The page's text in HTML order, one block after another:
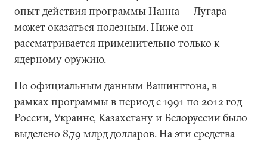
опыт действия программы Нанна — Лугара
может оказаться полезным. Ниже он
рассматривается применительно только к
ядерному оружию.
По официальным данным Вашингтона, в
рамках программы в период с 1991 по 2012 год
России, Украине, Казахстану и Белоруссии было
выделено 8,79 млрд долларов. На эти средства